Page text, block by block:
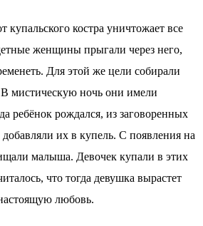
купальского костра уничтожает все
женщины прыгали через него,
Для этой же цели собирали
мистическую ночь они имели
ребёнок рождался, из заговоренных
их в купель. С появления на
малыша. Девочек купали в этих
что тогда девушка вырастет
любовь.